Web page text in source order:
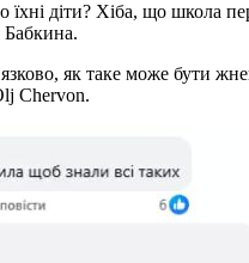
їхні діти? Хіба, що школа
Бабкина.
як таке може бути
Chervon.